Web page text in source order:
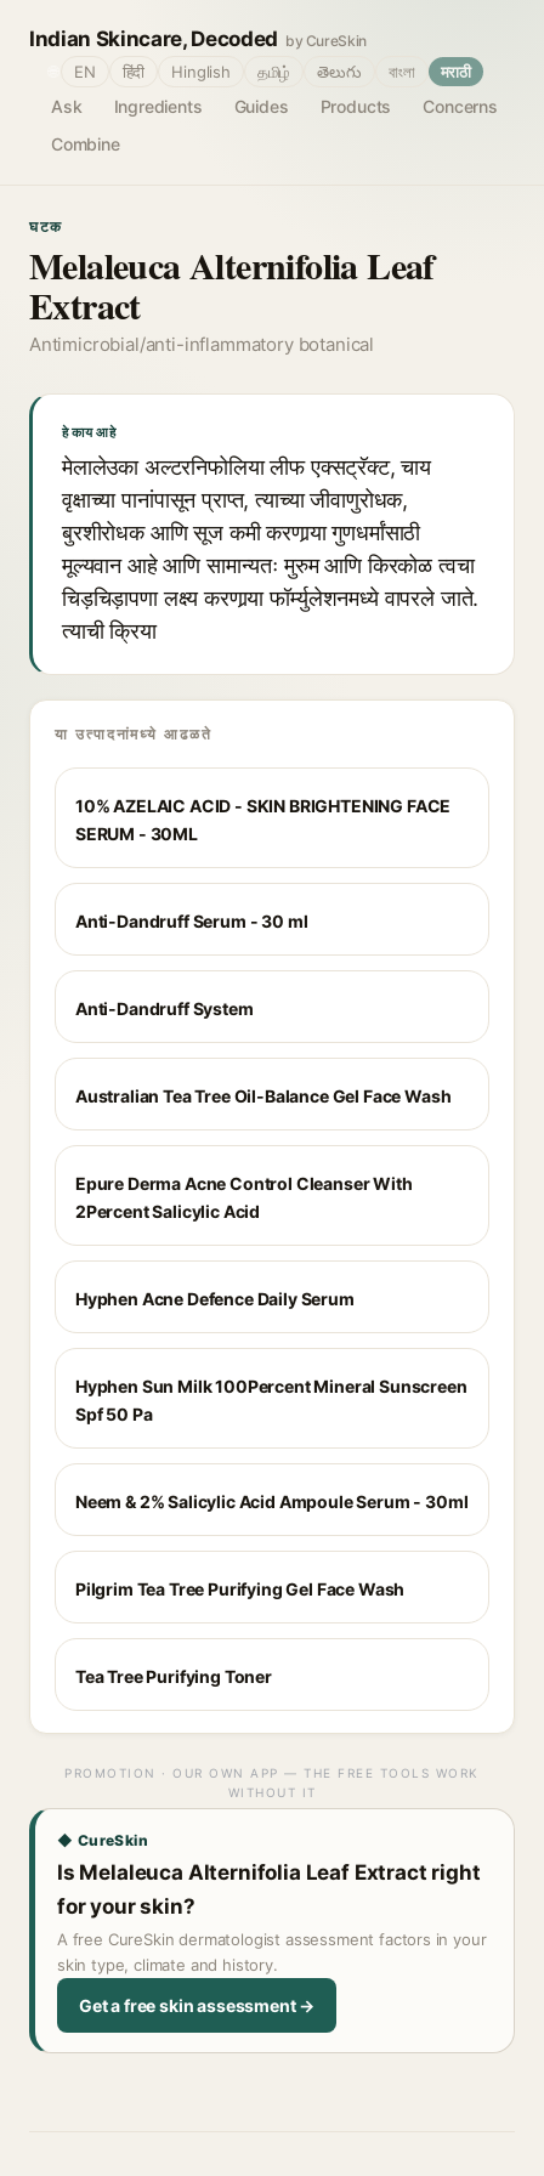
Indian Skincare, Decoded by CureSkin
Ask Ingredients Guides Products
Concerns
Combine
EN हिंदी Hinglish தமிழ் తెలుగు বাংলা मराठी
घटक
Melaleuca Alternifolia Leaf
Extract
Antimicrobial/anti-inflammatory botanical
हे काय आहे
मेलालेउका अल्टरनिफोलिया लीफ एक्सट्रॅक्ट, चाय
वृक्षाच्या पानांपासून प्राप्त, त्याच्या जीवाणुरोधक,
बुरशीरोधक आणि सूज कमी करणार्‍या गुणधर्मांसाठी
मूल्यवान आहे आणि सामान्यतः मुरुम आणि किरकोळ त्वचा
चिड़चिड़ापणा लक्ष्य करणार्‍या फॉर्म्युलेशनमध्ये वापरले जाते.
त्याची क्रिया
या उत्पादनांमध्ये आढळते
10% AZELAIC ACID - SKIN BRIGHTENING FACE
SERUM - 30ML
Anti-Dandruff Serum - 30 ml
Anti-Dandruff System
Australian Tea Tree Oil-Balance Gel Face Wash
Epure Derma Acne Control Cleanser With
2Percent Salicylic Acid
Hyphen Acne Defence Daily Serum
Hyphen Sun Milk 100Percent Mineral Sunscreen
Spf 50 Pa
Neem & 2% Salicylic Acid Ampoule Serum - 30ml
Pilgrim Tea Tree Purifying Gel Face Wash
Tea Tree Purifying Toner
PROMOTION · OUR OWN APP — THE FREE TOOLS WORK
WITHOUT IT
◆ CureSkin
Is Melaleuca Alternifolia Leaf Extract right
for your skin?
A free CureSkin dermatologist assessment factors in your
skin type, climate and history.
Get a free skin assessment →